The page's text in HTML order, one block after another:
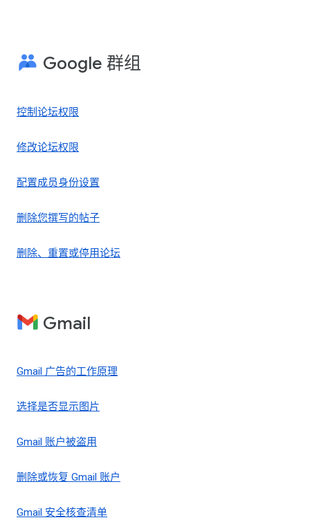
Google 群组
控制论坛权限
修改论坛权限
配置成员身份设置
删除您撰写的帖子
删除、重置或停用论坛
Gmail
Gmail 广告的工作原理
选择是否显示图片
Gmail 账户被盗用
删除或恢复 Gmail 账户
Gmail 安全核查清单